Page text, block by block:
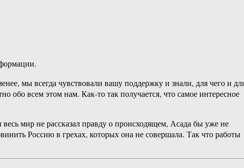
мы всегда чувствовали вашу поддержку и знали, для чего и
обо всем этом нам. Как-то так получается, что самое интересное
мир не рассказал правду о происходящем, Асада бы уже не
Россию в грехах, которых она не совершала. Так что работы